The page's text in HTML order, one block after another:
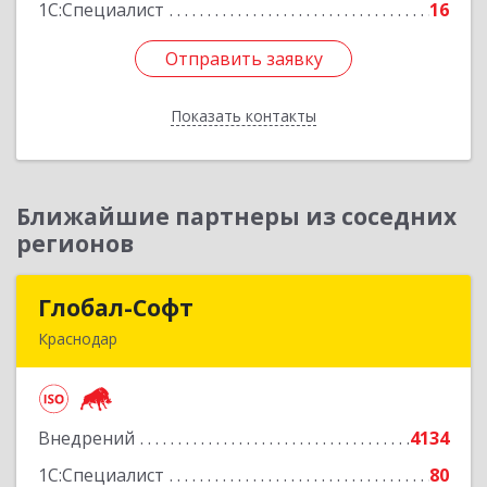
1С:Специалист 16
Отправить заявку
Показать контакты
Отправить заявку
Назад
Ближайшие партнеры из соседних
регионов
Глобал-Софт
Краснодар
Внедрений
4134
1С:Специалист
80
Подробнее